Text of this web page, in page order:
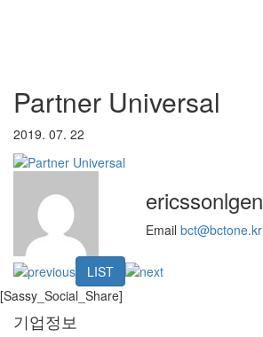
Partner Universal
2019. 07. 22
ericssonlgen
Emailbct@bctone.kr
LIST
[Sassy_Social_Share]
기업정보